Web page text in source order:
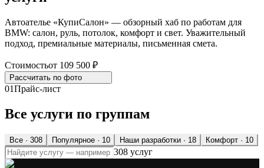
Автоателье «КупиСалон» — обзорный хаб по работам для
BMW: салон, руль, потолок, комфорт и свет. Уважительный
подход, премиальные материалы, письменная смета.
Стоимостьот 109 500 ₽
Рассчитать по фото
01Прайс-лист
Все услуги по группам
Все · 308 Популярное · 10 Наши разработки · 18 Комфорт · 10
308 услуг